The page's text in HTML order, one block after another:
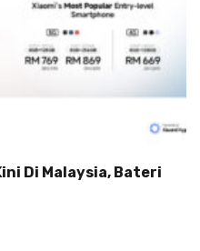
Di Malaysia, Bateri